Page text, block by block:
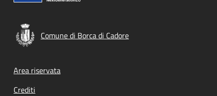
Comune di Borca di Cadore
Footer menu
Area riservata
Crediti